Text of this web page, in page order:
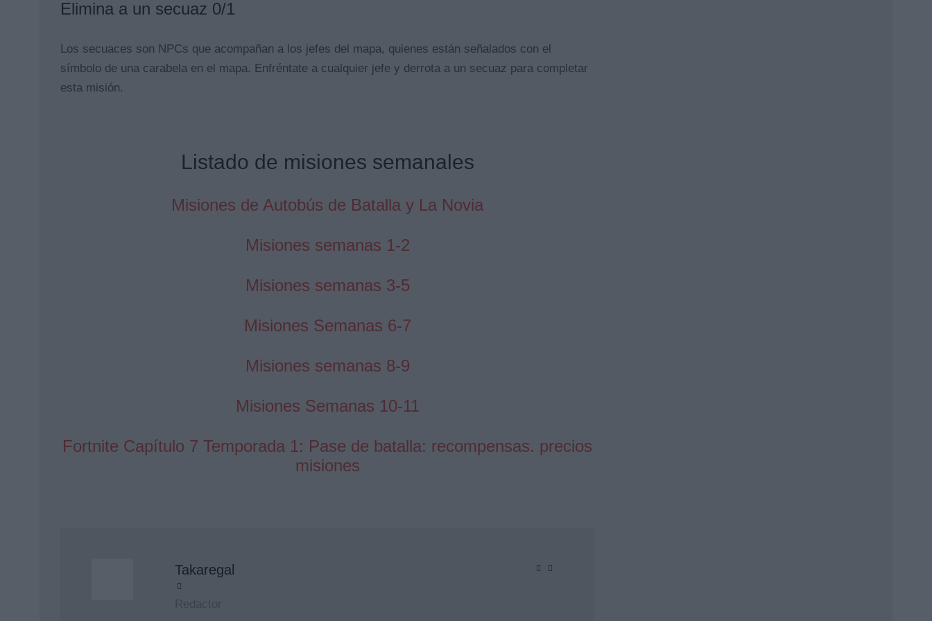
Elimina a un secuaz 0/1
Los secuaces son NPCs que acompañan a los jefes del mapa, quienes están señalados con el
símbolo de una carabela en el mapa. Enfréntate a cualquier jefe y derrota a un secuaz para completar
esta misión.
Listado de misiones semanales
Misiones de Autobús de Batalla y La Novia
Misiones semanas 1-2
Misiones semanas 3-5
Misiones Semanas 6-7
Misiones semanas 8-9
Misiones Semanas 10-11
Fortnite Capítulo 7 Temporada 1: Pase de batalla: recompensas. precios
misiones
Takaregal